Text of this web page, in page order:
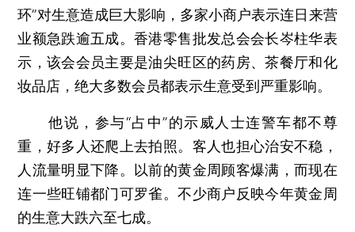
环”对生意造成巨大影响，多家小商户表示连日来营
业额急跌逾五成。香港零售批发总会会长岑柱华表
示，该会会员主要是油尖旺区的药房、茶餐厅和化
妆品店，绝大多数会员都表示生意受到严重影响。
他说，参与“占中”的示威人士连警车都不尊
重，好多人还爬上去拍照。客人也担心治安不稳，
人流量明显下降。以前的黄金周顾客爆满，而现在
连一些旺铺都门可罗雀。不少商户反映今年黄金周
的生意大跌六至七成。